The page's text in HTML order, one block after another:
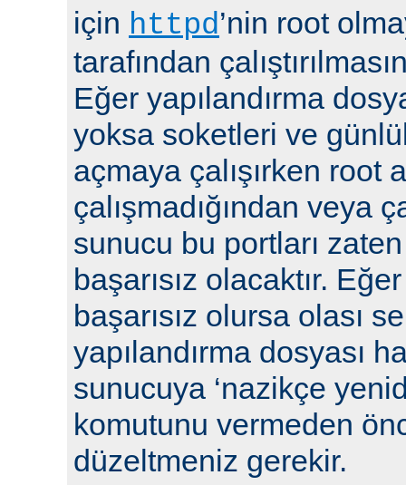
için httpd’nin root
tarafından
Eğer yapılandırma
yoksa soketleri ve
açmaya çalışırken root
çalışmadığından veya
sunucu bu portları
başarısız olacaktır.
başarısız olursa olası
yapılandırma dosyası
sunucuya ‘nazikçe
komutunu vermeden
düzeltmeniz gerekir.